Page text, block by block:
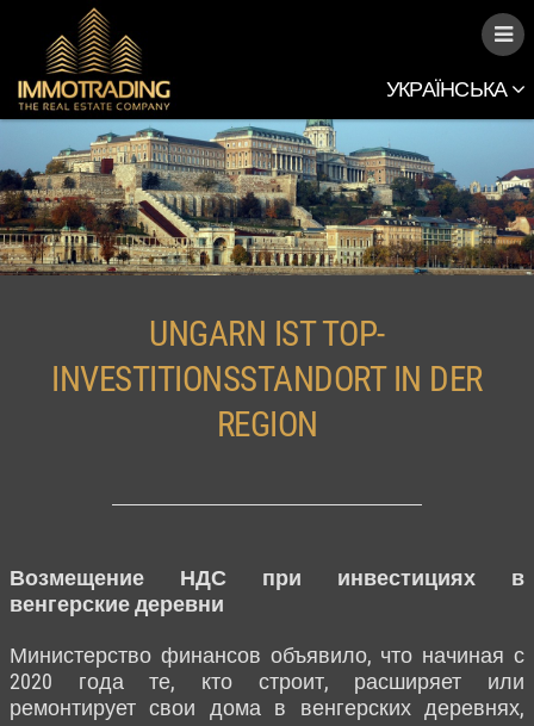
УКРАЇНСЬКА
UNGARN IST TOP-
INVESTITIONSSTANDORT IN DER
REGION
Возмещение НДС при инвестициях в
венгерские деревни
Министерство финансов объявило, что начиная с
2020 года те, кто строит, расширяет или
ремонтирует свои дома в венгерских деревнях,